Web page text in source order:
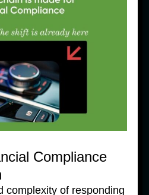
Products
MAS IPA to
Acquisition
Compliance
complexity of responding